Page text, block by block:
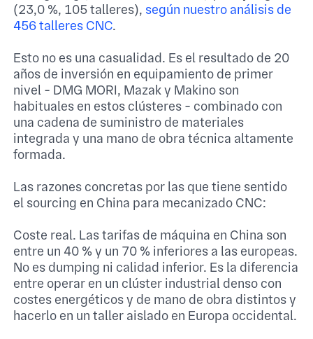
(23,0 %, 105 talleres), según nuestro análisis de
456 talleres CNC.
Esto no es una casualidad. Es el resultado de 20
años de inversión en equipamiento de primer
nivel - DMG MORI, Mazak y Makino son
habituales en estos clústeres - combinado con
una cadena de suministro de materiales
integrada y una mano de obra técnica altamente
formada.
Las razones concretas por las que tiene sentido
el sourcing en China para mecanizado CNC:
Coste real. Las tarifas de máquina en China son
entre un 40 % y un 70 % inferiores a las europeas.
No es dumping ni calidad inferior. Es la diferencia
entre operar en un clúster industrial denso con
costes energéticos y de mano de obra distintos y
hacerlo en un taller aislado en Europa occidental.